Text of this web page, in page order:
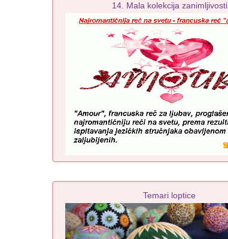
14. Mala kolekcija zanimljivosti
Temari loptice